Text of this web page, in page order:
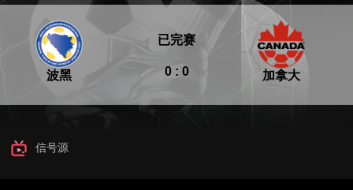
波黑 0 : 0
已完赛
加拿大
信号源